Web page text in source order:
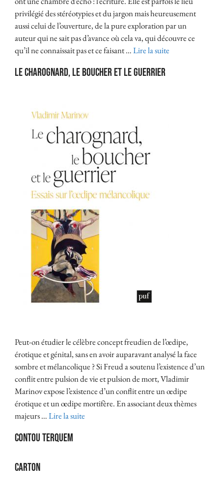
privilégié des stéréotypies et du jargon mais heureusement
aussi celui de l’ouverture, de la pure exploration par un
auteur qui ne sait pas d’avance où cela va, qui découvre ce
qu’il ne connaissait pas et ce faisant …Lire la suite
Le charognard, le boucher et le guerrier
Peut-on étudier le célèbre concept freudien de l’œdipe,
érotique et génital, sans en avoir auparavant analysé la face
sombre et mélancolique ? Si Freud a soutenu l’existence d’un
conflit entre pulsion de vie et pulsion de mort, Vladimir
Marinov expose l’existence d’un conflit entre un œdipe
érotique et un œdipe mortifère. En associant deux thèmes
majeurs …Lire la suite
Contou Terquem
Carton